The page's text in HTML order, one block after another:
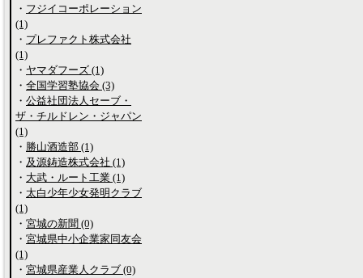
・ フジイコーポレーション
(1)
・ プレファクト株式会社
(1)
・ ヤマダフーズ (1)
・ 全国学習塾協会 (3)
・ 公益社団法人セーブ・
ザ・チルドレン・ジャパン
(1)
・ 勝山酒造部 (1)
・ 及源鋳造株式会社 (1)
・ 大武・ルート工業 (1)
・ 太白少年少女発明クラブ
(1)
・ 宮城の新聞 (0)
・ 宮城県中小企業家同友会
(1)
・ 宮城県産業人クラブ (0)